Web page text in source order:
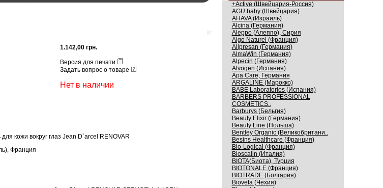
1.142,00 грн.
Версия для печати
Задать вопрос о товаре
Нет в наличии
кожи вокруг глаз Jean D`arcel RENOVAR
Франция
+Active (Швейцария-Россия)
AGU baby (Швейцария)
AHAVA (Израиль)
Alcina (Германия)
Aleppo (Алеппо), Сирия
Algo Naturel (Франция)
Allpresan (Германия)
AlmaWin (Германия)
Alpecin (Германия)
Alvogen (Испания)
Apa Care, Германия
ARGALINE (Марокко)
BABE Laboratorios (Испания)
BARBERS PROFESSIONAL
COSMETICS..
Barburys (Бельгия)
Beauty Elixir (Германия)
Beauty Line (Польша)
Bentley Organic (Великобритани..
Besins Healthcare (Франция)
Bio-Logical (Франция)
Bioscalin (Италия)
BIOTA(Биота), Турция
BIOTONALE (Франция)
BIOTRADE (Болгария)
Bioveta (Чехия)